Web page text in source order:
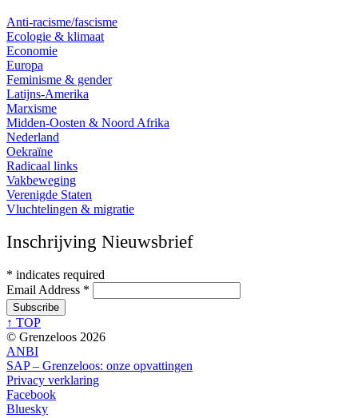
Anti-racisme/fascisme
Ecologie & klimaat
Economie
Europa
Feminisme & gender
Latijns-Amerika
Marxisme
Midden-Oosten & Noord Afrika
Nederland
Oekraïne
Radicaal links
Vakbeweging
Verenigde Staten
Vluchtelingen & migratie
Inschrijving Nieuwsbrief
* indicates required
Email Address *
↑ TOP
© Grenzeloos 2026
ANBI
SAP – Grenzeloos: onze opvattingen
Privacy verklaring
Facebook
Bluesky